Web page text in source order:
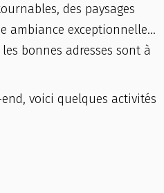
des paysages
ambiance exceptionnelle…
bonnes adresses sont à
voici quelques activités